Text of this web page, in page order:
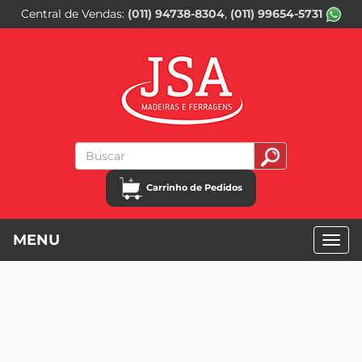
Central de Vendas (011) 94738-8304 (011) 99654-5731
Carrinho de Pedidos
MENU